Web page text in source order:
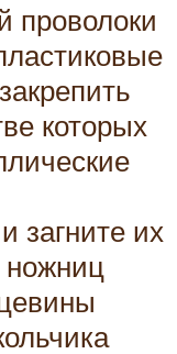
проволоки
которых
загните их